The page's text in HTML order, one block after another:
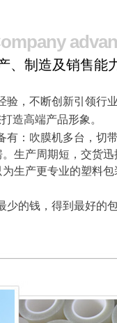
PP袋
、制造及销售能
验，不断创新引领行
造高端产品形象。
有：吹膜机多台，切
生产周期短，交货
生产更专业的塑料包
少的钱，得到最好的